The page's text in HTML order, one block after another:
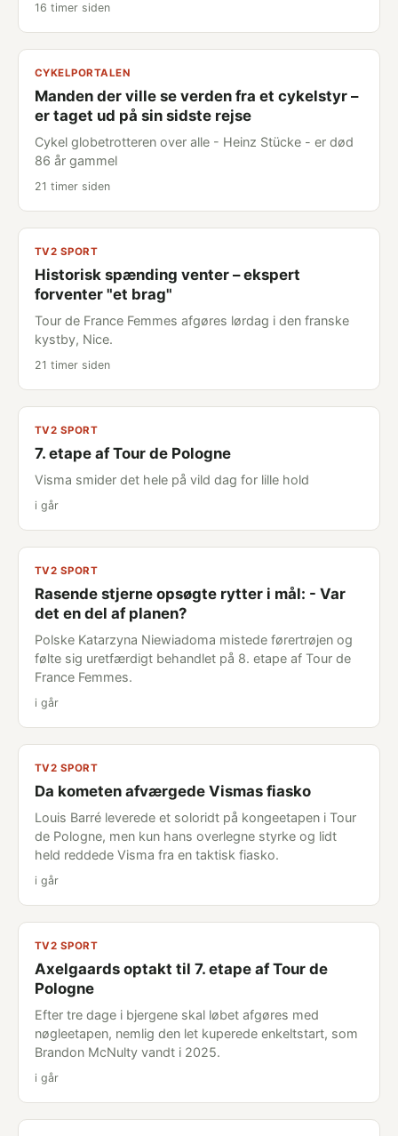
16 timer siden
CYKELPORTALEN
Manden der ville se verden fra et cykelstyr –
er taget ud på sin sidste rejse
Cykel globetrotteren over alle - Heinz Stücke - er død
86 år gammel
21 timer siden
TV2 SPORT
Historisk spænding venter – ekspert
forventer "et brag"
Tour de France Femmes afgøres lørdag i den franske
kystby, Nice.
21 timer siden
TV2 SPORT
7. etape af Tour de Pologne
Visma smider det hele på vild dag for lille hold
i går
TV2 SPORT
Rasende stjerne opsøgte rytter i mål: - Var
det en del af planen?
Polske Katarzyna Niewiadoma mistede førertrøjen og
følte sig uretfærdigt behandlet på 8. etape af Tour de
France Femmes.
i går
TV2 SPORT
Da kometen afværgede Vismas fiasko
Louis Barré leverede et soloridt på kongeetapen i Tour
de Pologne, men kun hans overlegne styrke og lidt
held reddede Visma fra en taktisk fiasko.
i går
TV2 SPORT
Axelgaards optakt til 7. etape af Tour de
Pologne
Efter tre dage i bjergene skal løbet afgøres med
nøgleetapen, nemlig den let kuperede enkeltstart, som
Brandon McNulty vandt i 2025.
i går